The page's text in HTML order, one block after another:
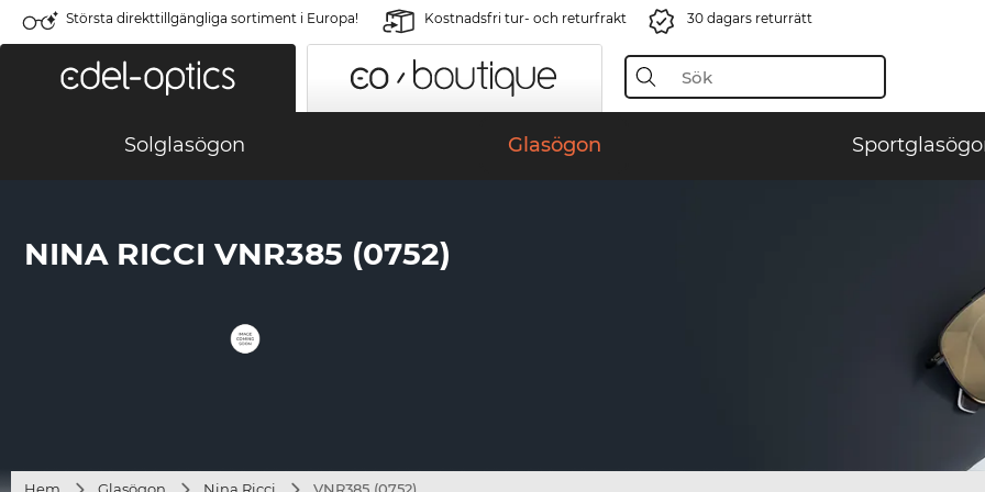
Största direkttillgängliga sortiment i Europa! Kostnadsfri tur- och returfrakt 30 dagars returrätt
Solglasögon Glasögon
NINA RICCI VNR385 (0752)